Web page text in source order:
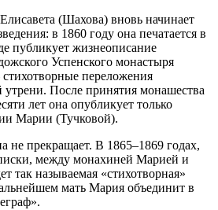
(Шахова) вновь начинает
в 1860 году она печатается в
публикует жизнеописание
Успенского монастыря
переложения
утрени. После принятия монашества
лет она опубликует только
Марии (Тучковой).
не прекращает. В 1865–1869 годах,
между монахиней Марией и
так называемая «стихотворная»
мать Мария объединит в